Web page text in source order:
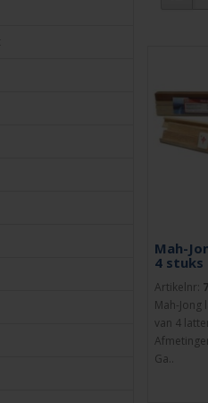
Mah-
4 stuks
Artikelnr:
Mah-Jong
van 4
Ga..